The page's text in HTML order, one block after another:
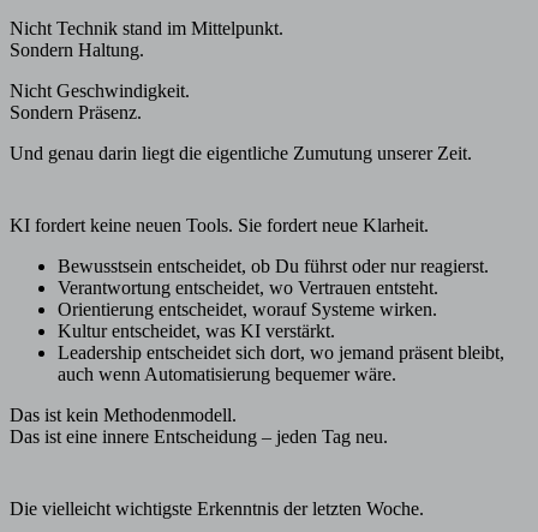
Nicht Technik stand im Mittelpunkt.
Sondern Haltung.
Nicht Geschwindigkeit.
Sondern Präsenz.
Und genau darin liegt die eigentliche Zumutung unserer Zeit.
KI fordert keine neuen Tools. Sie fordert neue Klarheit.
Bewusstsein entscheidet, ob Du führst oder nur reagierst.
Verantwortung entscheidet, wo Vertrauen entsteht.
Orientierung entscheidet, worauf Systeme wirken.
Kultur entscheidet, was KI verstärkt.
Leadership entscheidet sich dort, wo jemand präsent bleibt,
auch wenn Automatisierung bequemer wäre.
Das ist kein Methodenmodell.
Das ist eine innere Entscheidung – jeden Tag neu.
Die vielleicht wichtigste Erkenntnis der letzten Woche.